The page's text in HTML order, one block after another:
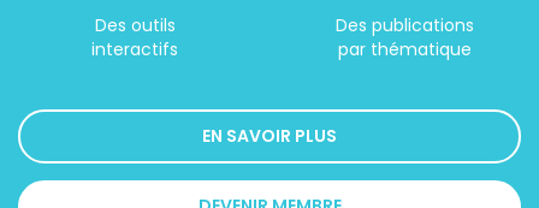
Des outils
interactifs
Des publications
par thématique
EN SAVOIR PLUS